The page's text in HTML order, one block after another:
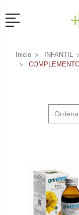
Menú
Inicio INFANTIL